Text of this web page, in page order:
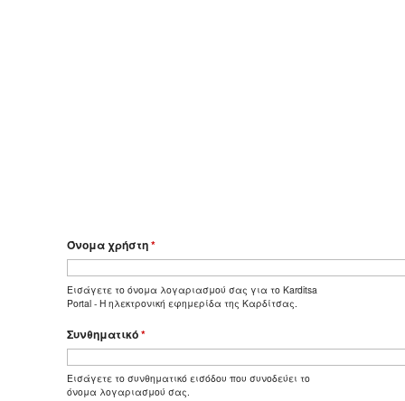
Όνομα χρήστη*
Εισάγετε το όνομα λογαριασμού σας για το Karditsa
Portal - Η ηλεκτρονική εφημερίδα της Καρδίτσας.
Συνθηματικό*
Εισάγετε το συνθηματικό εισόδου που συνοδεύει το
όνομα λογαριασμού σας.